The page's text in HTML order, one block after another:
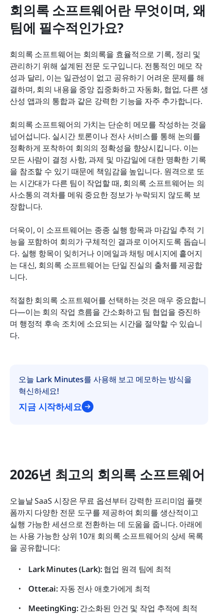
회의록 소프트웨어란 무엇이며, 왜
팀에 필수적인가요?
회의록 소프트웨어는 회의록을 효율적으로 기록, 정리 및
관리하기 위해 설계된 전문 도구입니다. 전통적인 메모 작
성과 달리, 이는 일관성이 없고 공유하기 어려운 문제를 해
결하며, 회의 내용을 중앙 집중화하고 자동화, 협업, 다른 생
산성 앱과의 통합과 같은 강력한 기능을 자주 추가합니다.
회의록 소프트웨어의 가치는 단순히 메모를 작성하는 것을
넘어섭니다. 실시간 토론이나 전사 서비스를 통해 논의를
정확하게 포착하여 회의의 정확성을 향상시킵니다. 이는
모든 사람이 결정 사항, 과제 및 마감일에 대한 명확한 기록
을 참조할 수 있기 때문에 책임감을 높입니다. 원격으로 또
는 시간대가 다른 팀이 작업할 때, 회의록 소프트웨어는 의
사소통의 격차를 메워 중요한 정보가 누락되지 않도록 보
장합니다.
더욱이, 이 소프트웨어는 종종 실행 항목과 마감일 추적 기
능을 포함하여 회의가 구체적인 결과로 이어지도록 돕습니
다. 실행 항목이 잊히거나 이메일과 채팅 메시지에 흩어지
는 대신, 회의록 소프트웨어는 단일 진실의 출처를 제공합
니다.
적절한 회의록 소프트웨어를 선택하는 것은 매우 중요합니
다—이는 회의 작업 흐름을 간소화하고 팀 협업을 증진하
며 행정적 후속 조치에 소요되는 시간을 절약할 수 있습니
다.
오늘 Lark Minutes를 사용해 보고 메모하는 방식을
혁신하세요!
지금 시작하세요
2026년 최고의 회의록 소프트웨어
오늘날 SaaS 시장은 무료 옵션부터 강력한 프리미엄 플랫
폼까지 다양한 전문 도구를 제공하여 회의를 생산적이고
실행 가능한 세션으로 전환하는 데 도움을 줍니다. 아래에
는 사용 가능한 상위 10개 회의록 소프트웨어의 상세 목록
을 공유합니다:
Lark Minutes (Lark): 협업 원격 팀에 최적
Otter.ai: 자동 전사 애호가에게 최적
MeetingKing: 간소화된 안건 및 작업 추적에 최적